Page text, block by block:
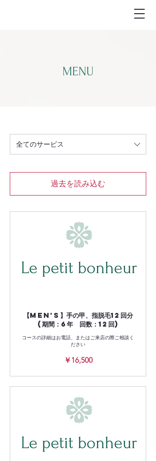
MENU
全てのサービス
過去を読み込む
【Men's】手の甲、指脱毛12回分
(期間：6年 回数：12回)
コースの詳細はお電話、またはご来店の際ご相談く
ださい
￥16,500